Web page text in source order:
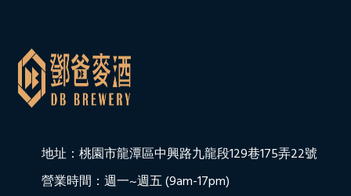
地址：桃園市龍潭區中興路九龍段129巷175弄22號
營業時間：週一~週五 (9am-17pm)